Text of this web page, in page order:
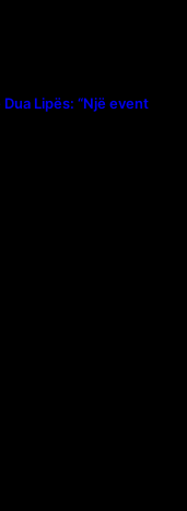
Lipës: “Një event